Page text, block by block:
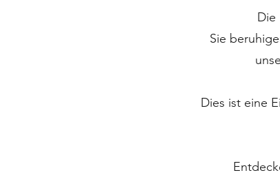
Die
Sie
Dies ist eine